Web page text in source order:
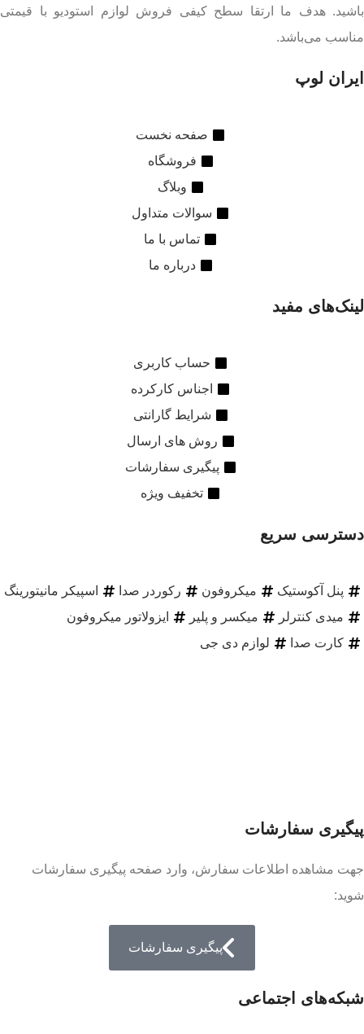
باشید. هدف ما ارتقا سطح کیفی فروش لوازم استودیو با قیمتی
مناسب می‌باشد.
ایران لوپ
صفحه نخست
فروشگاه
وبلاگ
سوالات متداول
تماس با ما
درباره ما
لینک‌های مفید
حساب کاربری
اجناس کارکرده
شرایط گارانتی
روش های ارسال
پیگیری سفارشات
تخفیف ویژه
دسترسی سریع
پنل آکوستیک میکروفون رکوردر صدا
اسپیکر مانیتورینگ
میدی کنترلر
میکسر و پلیر
ایزولاتور میکروفون
کارت صدا
لوازم دی جی
پیگیری سفارشات
جهت مشاهده اطلاعات سفارش، وارد صفحه پیگیری سفارشات
شوید:
پیگیری سفارشات
شبکه‌های اجتماعی